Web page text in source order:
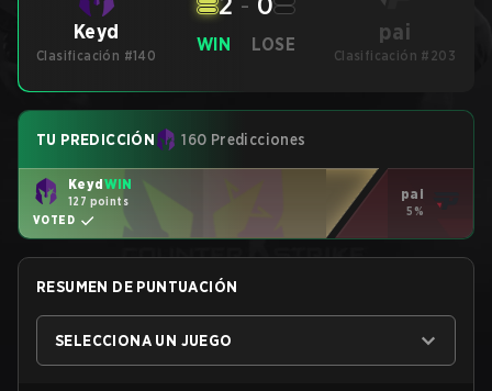
Keyd
Clasificación #140
WIN LOSE pai
Clasificación #203
TU PREDICCIÓN 160 Predicciones
KeydWIN
127 points
VOTED
pai
5%
RESUMEN DE PUNTUACIÓN
SELECCIONA UN JUEGO